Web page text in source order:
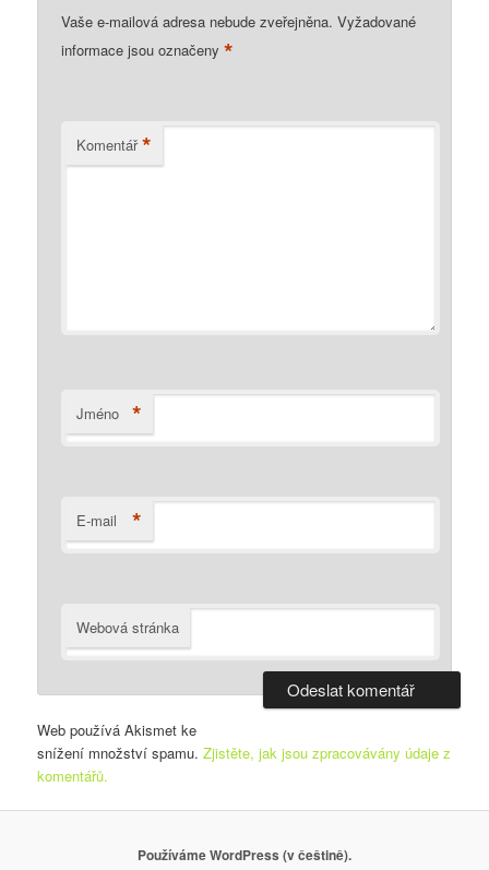
Vaše e-mailová adresa nebude zveřejněna. Vyžadované
informace jsou označeny*
Komentář *
Jméno *
E-mail *
Webová stránka
Web používá Akismet ke
snížení množství spamu.Zjistěte, jak jsou zpracovávány údaje z
komentářů.
Používáme WordPress (v češtině).